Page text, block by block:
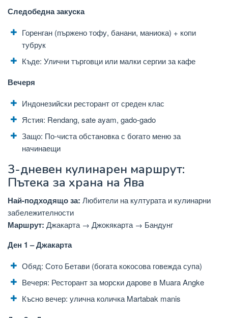
Следобедна закуска
Горенган (пържено тофу, банани, маниока) + копи
тубрук
Къде: Улични търговци или малки сергии за кафе
Вечеря
Индонезийски ресторант от среден клас
Ястия: Rendang, sate ayam, gado-gado
Защо: По-чиста обстановка с богато меню за
начинаещи
3-дневен кулинарен маршрут:
Пътека за храна на Ява
Най-подходящо за: Любители на културата и кулинарни
забележителности
Маршрут: Джакарта → Джокякарта → Бандунг
Ден 1 – Джакарта
Обяд: Сото Бетави (богата кокосова говежда супа)
Вечеря: Ресторант за морски дарове в Muara Angke
Късно вечер: улична количка Martabak manis